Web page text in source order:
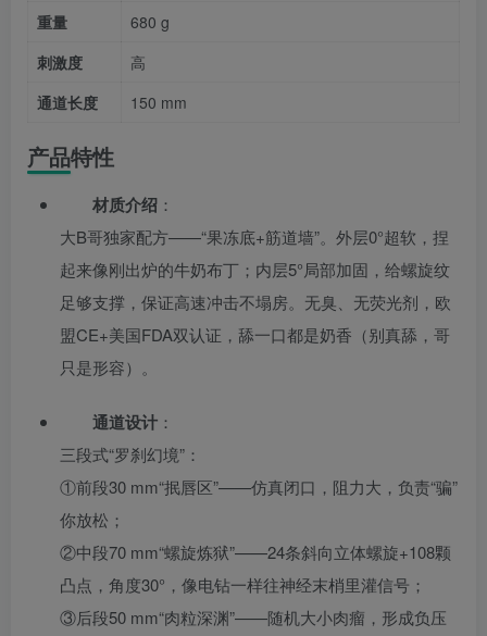
重量
680 g
刺激度
高
通道长度
150 mm
产品特性
材质介绍 ：
大B哥独家配方——“果冻底+筋道墙”。外层0°超软，捏
起来像刚出炉的牛奶布丁；内层5°局部加固，给螺旋纹
足够支撑，保证高速冲击不塌房。无臭、无荧光剂，欧
盟CE+美国FDA双认证，舔一口都是奶香（别真舔，哥
只是形容）。
通道设计 ：
三段式“罗刹幻境”：
①前段30 mm“抿唇区”——仿真闭口，阻力大，负责“骗”
你放松；
②中段70 mm“螺旋炼狱”——24条斜向立体螺旋+108颗
凸点，角度30°，像电钻一样往神经末梢里灌信号；
③后段50 mm“肉粒深渊”——随机大小肉瘤，形成负压